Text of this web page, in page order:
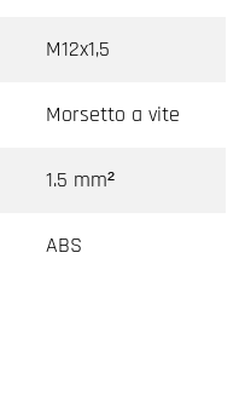
M12x1,5
Morsetto a vite
1.5 mm²
ABS